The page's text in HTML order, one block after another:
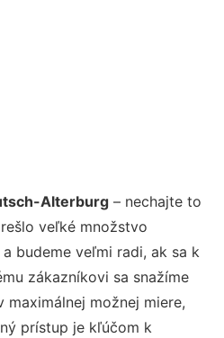
Alterburg – nechajte to
veľké množstvo
budeme veľmi radi, ak sa k
zákazníkovi sa snažíme
možnej miere,
prístup je kľúčom k